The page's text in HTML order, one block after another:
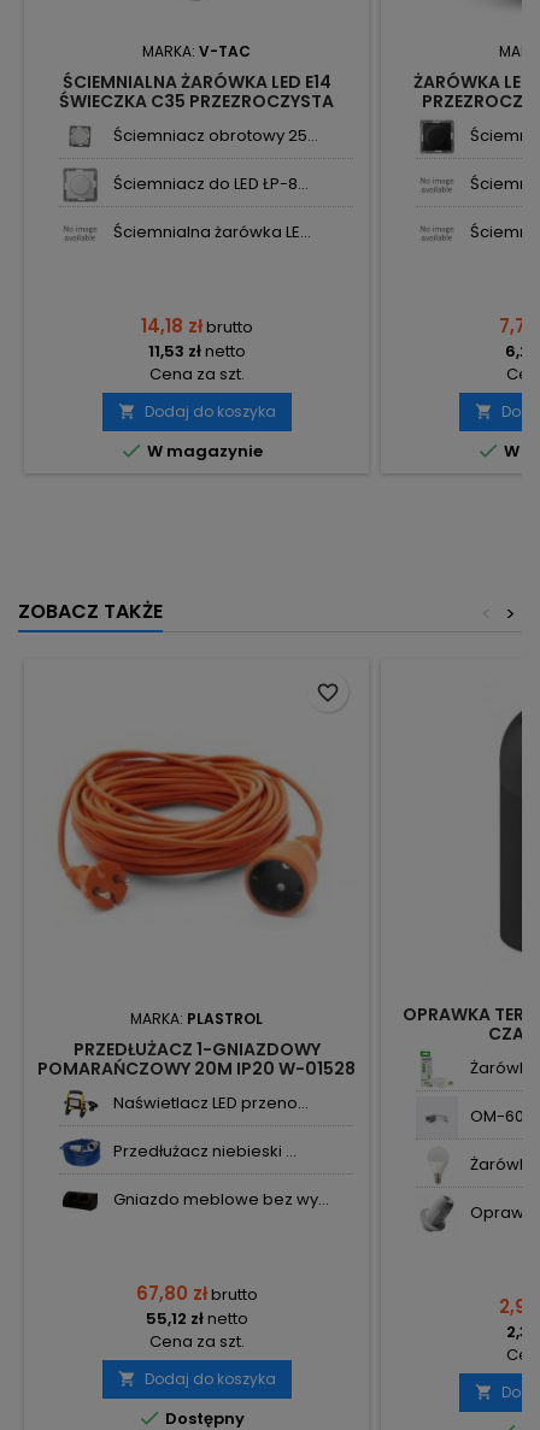
MARKA: V-TAC
ŚCIEMNIALNA ŻARÓWKA LED E14
ŚWIECZKA C35 PRZEZROCZYSTA
TWIST FILAMENT 4W 400LM 3K VT-
1985D SKU214367 V-TAC
Ściemniacz obrotowy 25...
Ściemniacz do LED ŁP-8...
Ściemnialna żarówka LE...
14,18 złbrutto
11,53 złnetto
Cena za szt.
 Dodaj do koszyka
 W magazynie
ŻARÓWKA
400LM 3K VT-
7,74

 W
ZOBACZ TAKŻE >
<
MARKA: PLASTROL
PRZEDŁUŻACZ 1-GNIAZDOWY
POMARAŃCZOWY 20M IP20 W-01528
Naświetlacz LED przeno...
Przedłużacz niebieski ...
Gniazdo meblowe bez wy...
67,80 złbrutto
55,12 złnetto
Cena za szt.
 Dodaj do koszyka
 Dostępny
favorite_border
OPRAWKA
Żarówka
OM-60
Żarówka
2,92
2,37
